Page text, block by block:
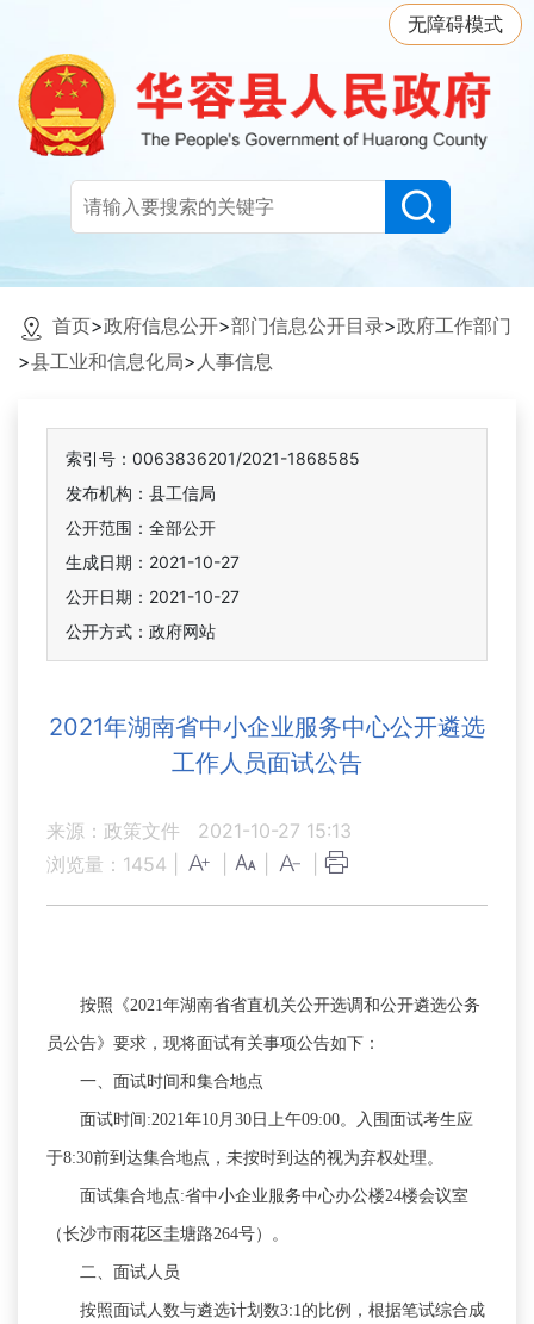
无障碍模式
首页>政府信息公开>部门信息公开目录>政府工作部门
>县工业和信息化局> 人事信息
索引号：0063836201/2021-1868585
发布机构：县工信局
公开范围：全部公开
生成日期：2021-10-27
公开日期：2021-10-27
公开方式：政府网站
2021年湖南省中小企业服务中心公开遴选
工作人员面试公告
来源：政策文件
2021-10-27 15:13
浏览量： 1454
按照《2021年湖南省省直机关公开选调和公开遴选公务
员公告》要求 ， 现将面试有关事项公告如下：
一、面试时间和集合地点
面试时间:2021年10月30日上午09:00。 入围面试考生应
于8:30前到达集合地点，未按时到达的视为弃权处理。
面试集合地点:省中小企业服务中心办公楼24楼会议室
（长沙市雨花区圭塘路264号） 。
二、面试人员
按照面试人数与遴选计划数3:1的比例 ， 根据笔试综合成